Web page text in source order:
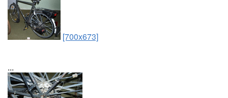
[700x673]
...